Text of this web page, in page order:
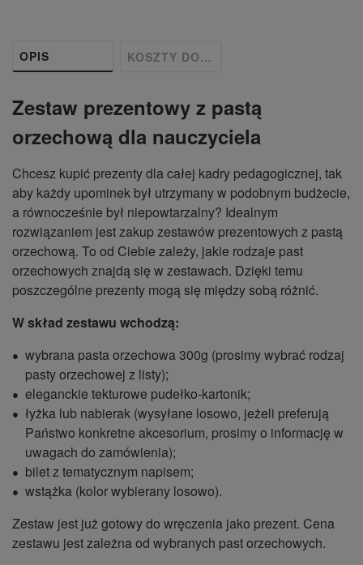
OPIS KOSZTY DOSTAWY
Zestaw prezentowy z pastą
orzechową dla nauczyciela
Chcesz kupić prezenty dla całej kadry pedagogicznej, tak
aby każdy upominek był utrzymany w podobnym budżecie,
a równocześnie był niepowtarzalny? Idealnym
rozwiązaniem jest zakup zestawów prezentowych z pastą
orzechową. To od Ciebie zależy, jakie rodzaje past
orzechowych znajdą się w zestawach. Dzięki temu
poszczególne prezenty mogą się między sobą różnić.
W skład zestawu wchodzą:
wybrana pasta orzechowa 300g (prosimy wybrać rodzaj
pasty orzechowej z listy);
eleganckie tekturowe pudełko-kartonik;
łyżka lub nabierak (wysyłane losowo, jeżeli preferują
Państwo konkretne akcesorium, prosimy o informację w
uwagach do zamówienia);
bilet z tematycznym napisem;
wstążka (kolor wybierany losowo).
Zestaw jest już gotowy do wręczenia jako prezent. Cena
zestawu jest zależna od wybranych past orzechowych.